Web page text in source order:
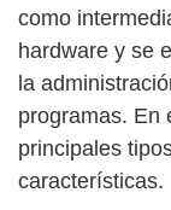
como
hardware y se
la
programas. En
principales
características.